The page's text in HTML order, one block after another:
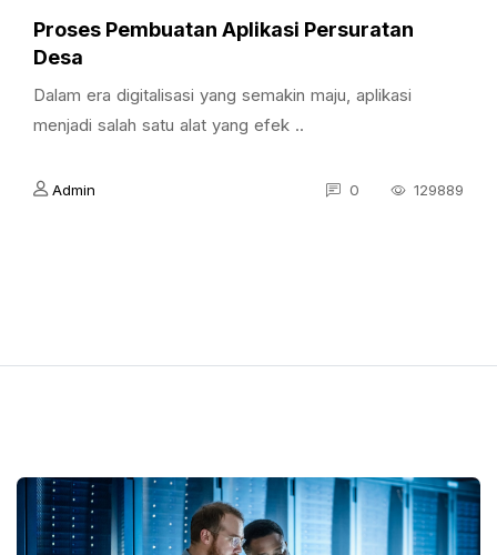
Proses Pembuatan Aplikasi Persuratan
Desa
Dalam era digitalisasi yang semakin maju, aplikasi
menjadi salah satu alat yang efek ..
Admin 0 129889